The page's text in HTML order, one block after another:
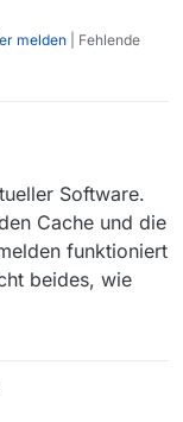
melden | Fehlende
Software.
Cache und die
funktioniert
beides, wie